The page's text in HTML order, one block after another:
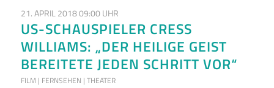
21. APRIL 2018 09:00 UHR
US-SCHAUSPIELER CRESS
WILLIAMS: „DER HEILIGE GEIST
BEREITETE JEDEN SCHRITT VOR“
FILM | FERNSEHEN | THEATER